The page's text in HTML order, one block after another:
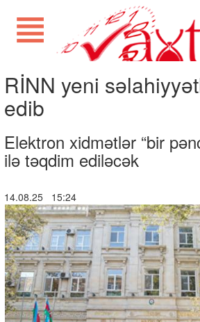
RİNN yeni
edib
Elektron xidmətlər “bir
ilə təqdim ediləcək
14.08.25 15:24